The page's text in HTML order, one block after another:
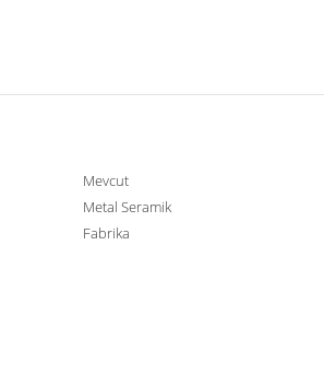
Mevcut
Metal Seramik
Fabrika